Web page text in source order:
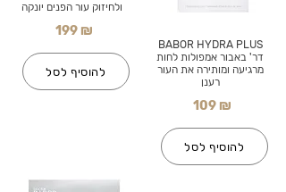
ולחיזוק עור הפנים יונקה
199 ₪
להוסיף לסל
BABOR HYDRA PLUS
דר' באבור אמפולות לחות
מרגיעה ומותירה את העור
רענן
109 ₪
להוסיף לסל